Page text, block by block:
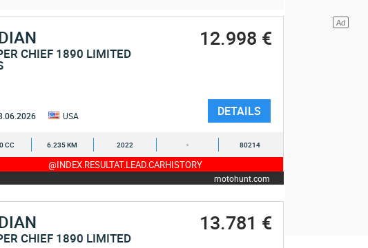
CHIEF 1890 LIMITED
12.998 €
USA DETAILS
CC 6.235 KM 2022 - 80214
@INDEX.RESULTAT.LEAD.CARHISTORY
motohunt.com
CHIEF 1890 LIMITED
13.781 €